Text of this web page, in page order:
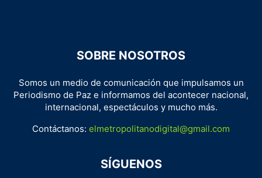
SOBRE NOSOTROS
Somos un medio de comunicación que impulsamos un
Periodismo de Paz e informamos del acontecer nacional,
internacional, espectáculos y mucho más.
Contáctanos: elmetropolitanodigital@gmail.com
SÍGUENOS